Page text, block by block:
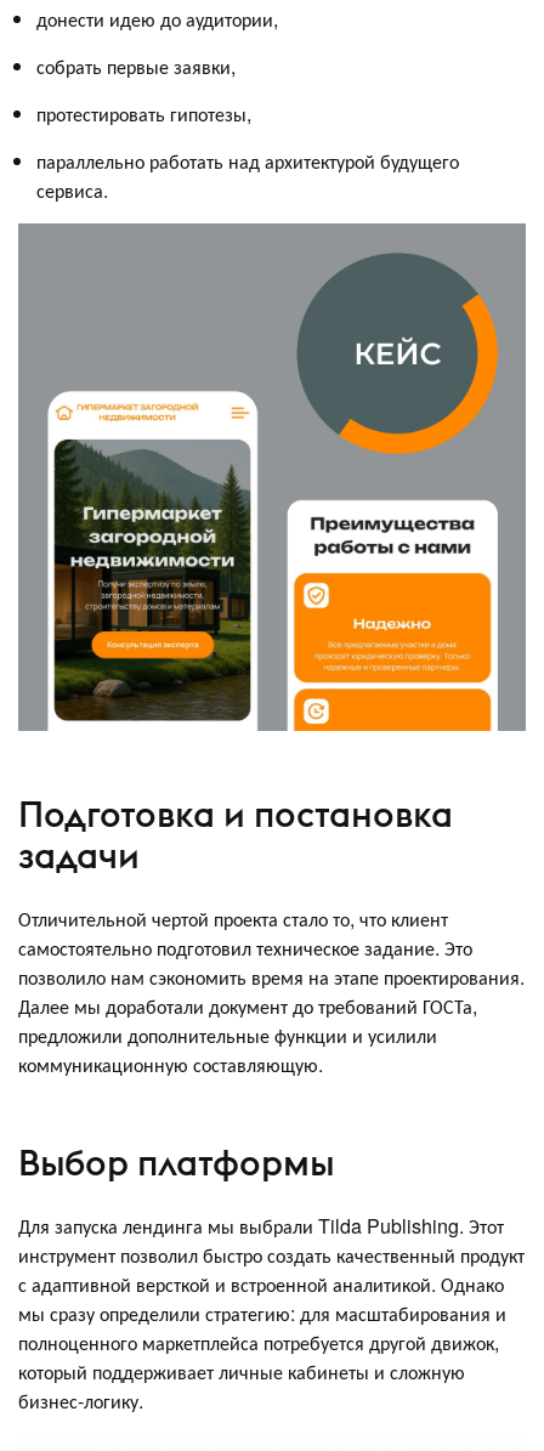
донести идею до аудитории,
собрать первые заявки,
протестировать гипотезы,
параллельно работать над архитектурой будущего
сервиса.
Подготовка и постановка
задачи
Отличительной чертой проекта стало то, что клиент
самостоятельно подготовил техническое задание. Это
позволило нам сэкономить время на этапе проектирования.
Далее мы доработали документ до требований ГОСТа,
предложили дополнительные функции и усилили
коммуникационную составляющую.
Выбор платформы
Для запуска лендинга мы выбрали Tilda Publishing. Этот
инструмент позволил быстро создать качественный продукт
с адаптивной версткой и встроенной аналитикой. Однако
мы сразу определили стратегию: для масштабирования и
полноценного маркетплейса потребуется другой движок,
который поддерживает личные кабинеты и сложную
бизнес-логику.